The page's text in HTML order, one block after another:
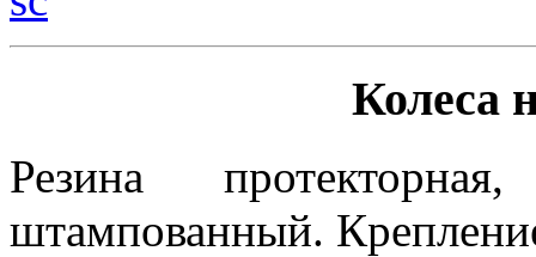
Колеса
Резина
штампованный.